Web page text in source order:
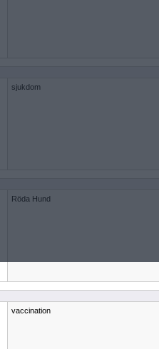
sjukdom
Röda Hund
vaccination